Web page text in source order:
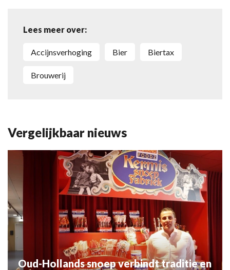
Lees meer over:
accijnsverhoging bier biertax
brouwerij
Vergelijkbaar nieuws
Oud-Hollands snoep verbindt traditie en